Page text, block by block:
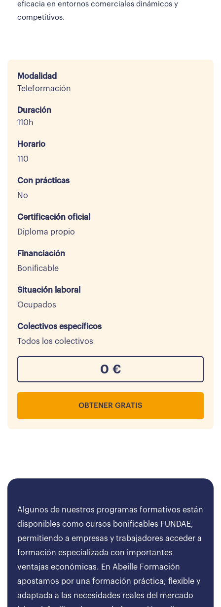
eficacia en entornos comerciales dinámicos y
competitivos.
Modalidad
Teleformación
Duración
110h
Horario
110
Con prácticas
No
Certificación oficial
Diploma propio
Financiación
Bonificable
Situación laboral
Ocupados
Colectivos específicos
Todos los colectivos
0 €
OBTENER GRATIS
Algunos de nuestros programas formativos están
disponibles como cursos bonificables FUNDAE,
permitiendo a empresas y trabajadores acceder a
formación especializada con importantes
ventajas económicas. En Abeille Formación
apostamos por una formación práctica, flexible y
adaptada a las necesidades reales del mercado